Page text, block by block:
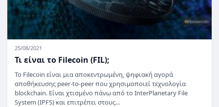
25/08/2021
Τι είναι το Filecoin (FIL);
Το Filecoin είναι μια αποκεντρωμένη, ψηφιακή αγορά
αποθήκευσης peer-to-peer που χρησιμοποιεί τεχνολογία
blockchain. Είναι χτισμένο πάνω από το InterPlanetary File
System (IPFS) και επιτρέπει στους…